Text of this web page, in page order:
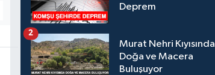
Deprem
Murat Nehri Kıyısında
Doğa ve Macera
Buluşuyor
2